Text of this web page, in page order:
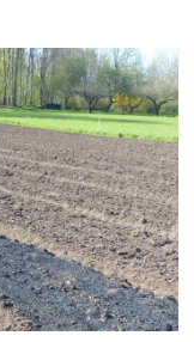
(forfatter
Kleiva
i
Malik
Kore),
på
Horne